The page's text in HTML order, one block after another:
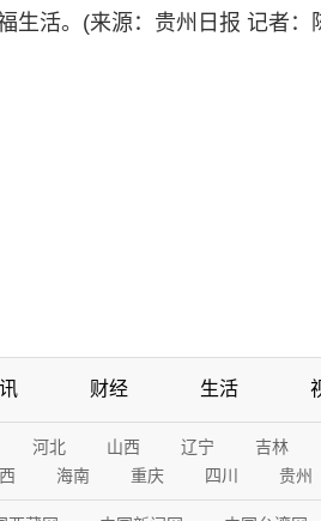
生活。(来源：贵州日报 记者：
财经 生活
河北 山西 辽宁 吉林
海南 重庆 四川 贵州